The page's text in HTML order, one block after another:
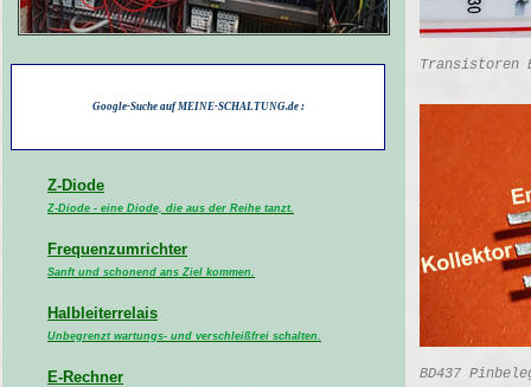
Google-Suche auf MEINE-SCHALTUNG.de :
Z-Diode
Z-Diode - eine Diode, die aus der Reihe tanzt.
Frequenzumrichter
Sanft und schonend ans Ziel kommen.
Halbleiterrelais
Unbegrenzt wartungs- und verschleißfrei schalten.
E-Rechner
Transistoren
BD437